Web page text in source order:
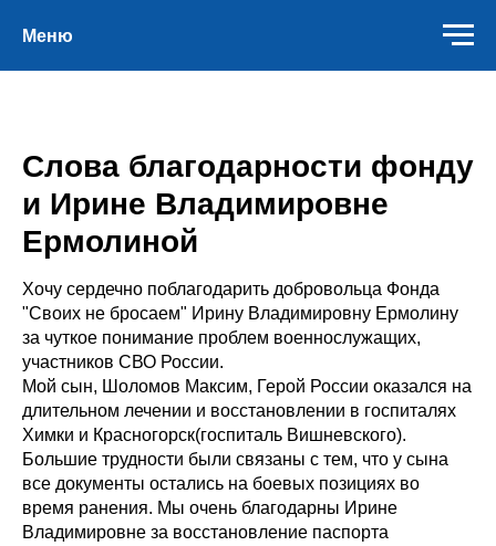
Меню
Слова благодарности фонду
и Ирине Владимировне
Ермолиной
Хочу сердечно поблагодарить добровольца Фонда
"Своих не бросаем" Ирину Владимировну Ермолину
за чуткое понимание проблем военнослужащих,
участников СВО России.
Мой сын, Шоломов Максим, Герой России оказался на
длительном лечении и восстановлении в госпиталях
Химки и Красногорск(госпиталь Вишневского).
Большие трудности были связаны с тем, что у сына
все документы остались на боевых позициях во
время ранения. Мы очень благодарны Ирине
Владимировне за восстановление паспорта